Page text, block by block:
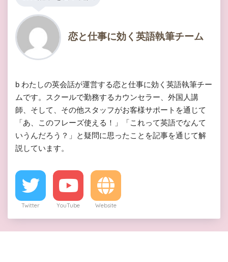
恋と仕事に効く英語執筆チーム
b わたしの英会話が運営する恋と仕事に効く英語執筆チー
ムです。スクールで勤務するカウンセラー、外国人講
師、そして、その他スタッフがお客様サポートを通じて
「あ、このフレーズ使える！」「これって英語でなんて
いうんだろう？」と疑問に思ったことを記事を通じて解
説しています。
Twitter YouTube Website